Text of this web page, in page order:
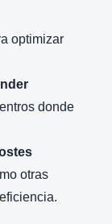
optimizar
donde
otras